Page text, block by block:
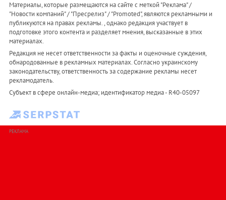
Материалы, которые размещаются на сайте с меткой "Реклама" /
"Новости компаний" / "Пресрелиз" / "Promoted", являются рекламными и
публикуются на правах рекламы. , однако редакция участвует в
подготовке этого контента и разделяет мнения, высказанные в этих
материалах.
Редакция не несет ответственности за факты и оценочные суждения,
обнародованные в рекламных материалах. Согласно украинскому
законодательству, ответственность за содержание рекламы несет
рекламодатель.
Субъект в сфере онлайн-медиа; идентификатор медиа - R40-05097
РЕКЛАМА